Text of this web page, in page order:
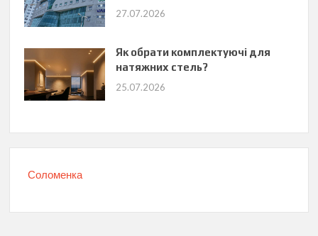
27.07.2026
Як обрати комплектуючі для
натяжних стель?
25.07.2026
Соломенка